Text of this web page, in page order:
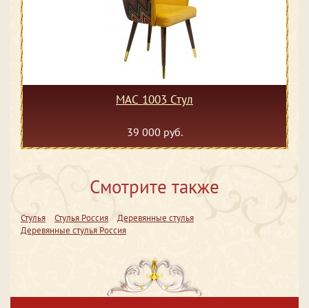
MAC 1003 Стул
39 000 руб.
Смотрите также
Стулья Стулья Россия
Деревянные стулья
Деревянные стулья Россия